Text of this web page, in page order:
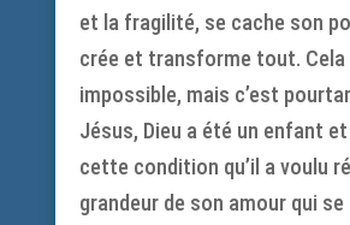
et la fragilité, se cache son
crée et transforme tout. Cela
impossible, mais c’est
Jésus, Dieu a été un enfant et
cette condition qu’il a voulu
grandeur de son amour qui